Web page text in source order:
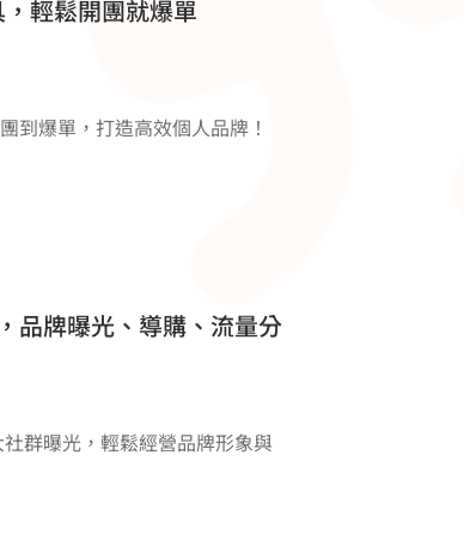
輕鬆開團就爆單
到爆單，打造高效個人品牌！
品牌曝光、導購、流量分
群曝光，輕鬆經營品牌形象與